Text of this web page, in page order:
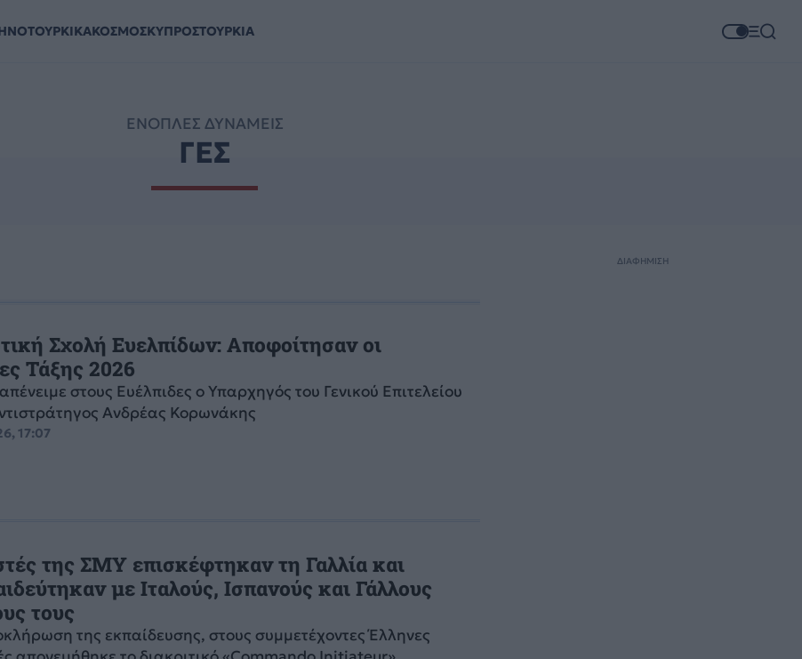
ΚΟΣΜΟΣΚΥΠΡΟΣΤΟΥΡΚΙΑ
ΕΝΟΠΛΕΣ ΔΥΝΑΜΕΙΣ
ΓΕΣ
Σχολή Ευελπίδων: Αποφοίτησαν οι
Τάξης 2026
στους Ευέλπιδες ο Υπαρχηγός του Γενικού Επιτελείου
Ανδρέας Κορωνάκης
17:07
της ΣΜΥ επισκέφτηκαν τη Γαλλία και
με Ιταλούς, Ισπανούς και Γάλλους
τους
της εκπαίδευσης, στους συμμετέχοντες Έλληνες
ΔΙΑΦΗΜΙΣΗ